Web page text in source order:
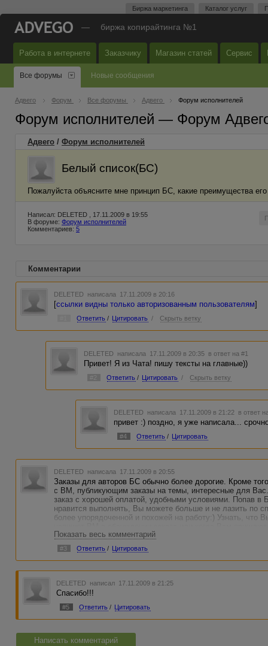
Биржа маркетинга Каталог услуг
— биржа копирайтинга №1
Работа в интернете Заказчику Магазин статей Сервис
Все форумы Новые сообщения
Адвего Форум Все форумы Адвего Форум исполнителей
Форум исполнителей — Форум
Адвего / Форум исполнителей
Белый список(БС)
Пожалуйста объясните мне принцип БС, какие преимущества
Написал: DELETED , 17.11.2009 в 19:55
В форуме: Форум исполнителей
Комментариев: 5
Комментарии
DELETED написала 17.11.2009 в 20:16
[ссылки видны только авторизованным пользователям]
Ответить / Цитировать / Скрыть ветку
DELETED написала 17.11.2009 в 20:35 в ответ на #1
Привет! Я из Чата! пишу тексты на главные))
#2 Ответить / Цитировать / Скрыть ветку
DELETED написала 17.11.2009 в 21:22 в ответ
привет :) поздно, я уже написала...
#4 Ответить / Цитировать
DELETED написала 17.11.2009 в 20:55
Заказы для авторов БС обычно более дорогие. Кроме
с ВМ, публикующим заказы на темы, интересные для
заказ с хорошей оплатой, удобными условиями. Попав
нравится выполнять, Вы можете больше и не лазить по
более упорядоченной и похожей на работу:) Узнать,
Больше никак:(
Показать весь комментарий
#3 Ответить / Цитировать
DELETED написал 17.11.2009 в 21:25
Спасибо!!!
#5 Ответить / Цитировать
Написать комментарий